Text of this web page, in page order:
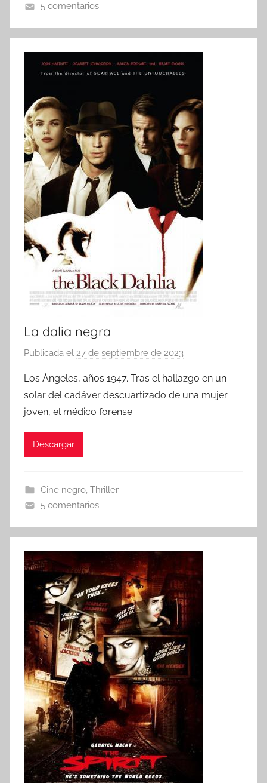
5 comentarios
La dalia negra
Publicada el 27 de septiembre de 2023
r
Los Ángeles, años 1947. Tras el hallazgo en un
solar del cadáver descuartizado de una mujer
joven, el médico forense
Descargar
Cine negro, Thriller
5 comentarios